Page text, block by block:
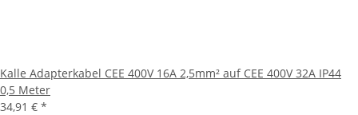
Kalle Adapterkabel CEE 400V 16A 2,5mm² auf CEE 400V 32A IP44
0,5 Meter
34,91 € *